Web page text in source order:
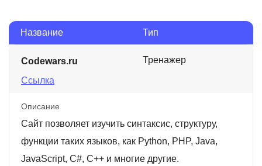
Название Тип
Codewars.ru
Ссылка
Тренажер
Описание
Сайт позволяет изучить синтаксис, структуру,
функции таких языков, как Python, PHP, Java,
JavaScript, C#, C++ и многие другие.